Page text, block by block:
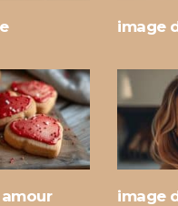
image
image